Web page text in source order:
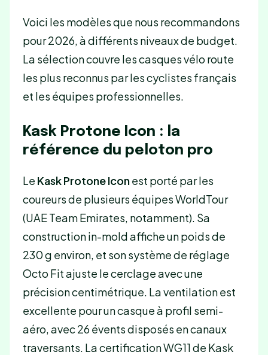
Voici les modèles que nous recommandons
pour 2026, à différents niveaux de budget.
La sélection couvre les casques vélo route
les plus reconnus par les cyclistes français
et les équipes professionnelles.
Kask Protone Icon : la
référence du peloton pro
Le Kask Protone Iconest porté par les
coureurs de plusieurs équipes WorldTour
(UAE Team Emirates, notamment). Sa
construction in-mold affiche un poids de
230 g environ, et son système de réglage
Octo Fit ajuste le cerclage avec une
précision centimétrique. La ventilation est
excellente pour un casque à profil semi-
aéro, avec 26 évents disposés en canaux
traversants. La certification WG11 de Kask